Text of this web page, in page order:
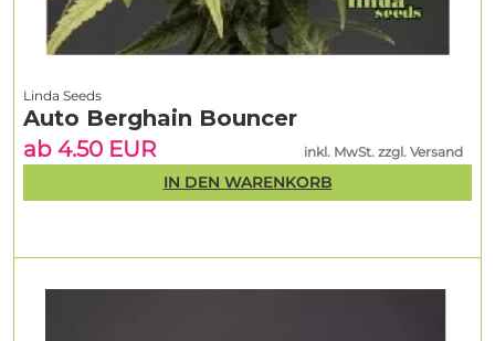
Linda Seeds
Auto Berghain Bouncer
ab 4.50 EUR
inkl. MwSt. zzgl. Versand
IN DEN WARENKORB